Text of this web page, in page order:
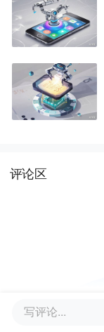
评论区
写评论...